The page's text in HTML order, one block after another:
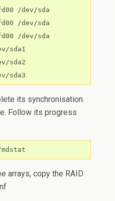
/dev/sda
/dev/sda
/dev/sda
sda1
sda2
its synchronisation.
Follow its progress
arrays, copy the RAID